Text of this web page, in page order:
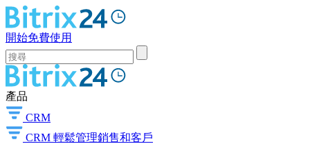
開始免費使用
產品
CRM
CRM 輕鬆管理銷售和客戶